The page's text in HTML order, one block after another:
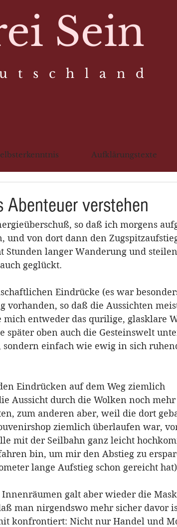
Sein
t s c h l a n d
Aufklärungstexte
Abenteuer verstehen
so daß ich morgens
und von dort dann den
Stunden langer Wanderung und steilen
geglückt.
Eindrücke (es war
vorhanden, so daß die Aussichten
entweder das qurilige, glasklare
später oben auch die Gesteinswelt
einfach wie ewig in sich
Eindrücken auf dem Weg ziemlich
Aussicht durch die Wolken noch mehr
zum anderen aber, weil die dort
ziemlich überlaufen war,
mit der Seilbahn ganz leicht
bin, um mir den Abstieg zu
lange Aufstieg schon gereicht
galt aber wieder die
man nirgendswo mehr sicher davor
konfrontiert: Nicht nur Handel und